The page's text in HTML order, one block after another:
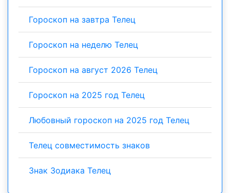
Гороскоп на завтра Телец
Гороскоп на неделю Телец
Гороскоп на август 2026 Телец
Гороскоп на 2025 год Телец
Любовный гороскоп на 2025 год Телец
Телец совместимость знаков
Знак Зодиака Телец